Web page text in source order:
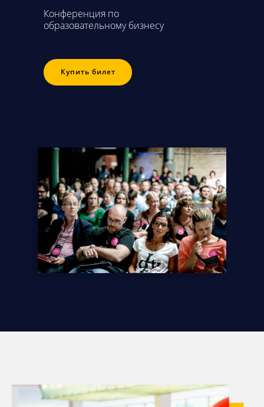
Конференция по
образовательному бизнесу
Купить билет